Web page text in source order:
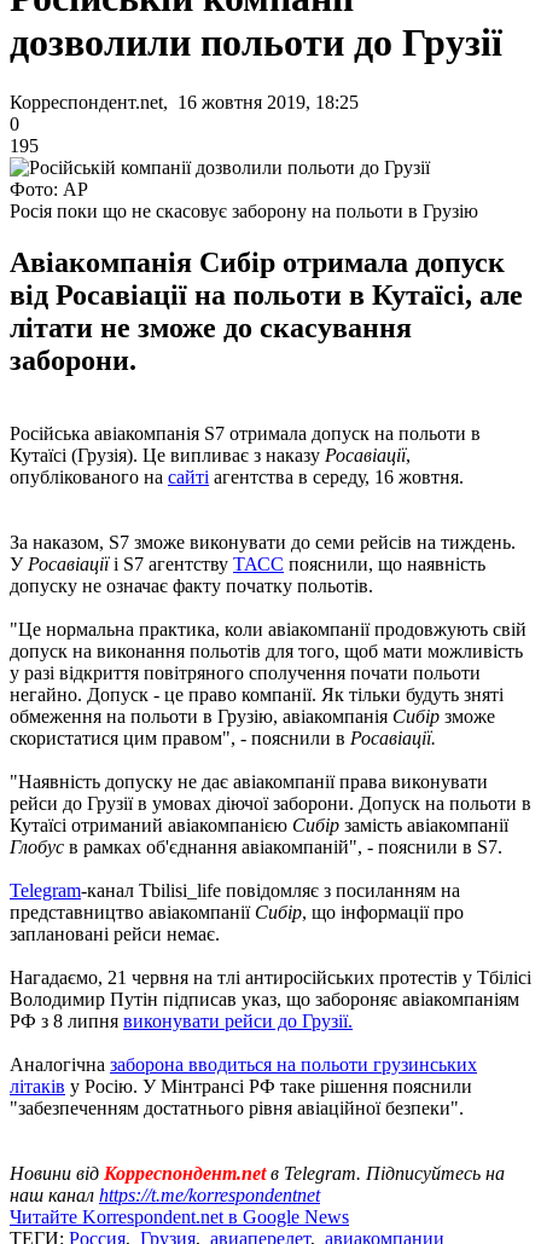
дозволили польоти до Грузії
Корреспондент.net, 16 жовтня 2019, 18:25
0
195
Фото: AP
Росія поки що не скасовує заборону на польоти в Грузію
Авіакомпанія Сибір отримала допуск
від Росавіації на польоти в Кутаїсі, але
літати не зможе до скасування
заборони.
Російська авіакомпанія S7 отримала допуск на польоти в
Кутаїсі (Грузія). Це випливає з наказу Росавіації,
опублікованого на сайті агентства в середу, 16 жовтня.
За наказом, S7 зможе виконувати до семи рейсів на тиждень.
УРосавіаціїі S7 агентству ТАСС пояснили, що наявність
допуску не означає факту початку польотів.
"Це нормальна практика, коли авіакомпанії продовжують свій
допуск на виконання польотів для того, щоб мати можливість
у разі відкриття повітряного сполучення почати польоти
негайно. Допуск - це право компанії. Як тільки будуть зняті
обмеження на польоти в Грузію, авіакомпанія Сибір зможе
скористатися цим правом", - пояснили в Росавіації.
"Наявність допуску не дає авіакомпанії права виконувати
рейси до Грузії в умовах діючої заборони. Допуск на польоти в
Кутаїсі отриманий авіакомпанією Сибір замість авіакомпанії
Глобус в рамках об'єднання авіакомпаній", - пояснили в S7.
Telegram-канал Tbilisi_life повідомляє з посиланням на
представництво авіакомпанії Сибір, що інформації про
заплановані рейси немає.
Нагадаємо, 21 червня на тлі антиросійських протестів у Тбілісі
Володимир Путін підписав указ, що забороняє авіакомпаніям
РФ з 8 липня виконувати рейси до Грузії.
Аналогічна заборона вводиться на польоти грузинських
літаків у Росію. У Мінтрансі РФ таке рішення пояснили
"забезпеченням достатнього рівня авіаційної безпеки".
Новини від Корреспондент.netв Telegram. Підписуйтесь на
наш канал https://t.me/korrespondentnet
Читайте Korrespondent.net в Google News
ТЕГИ: Россия, Грузия, авиаперелет, авиакомпании